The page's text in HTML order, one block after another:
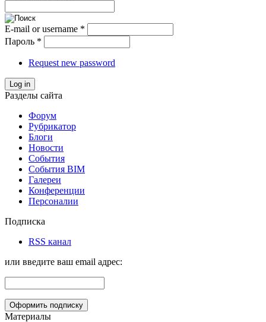
E-mail or username *
Пароль *
Request new password
Log in
Разделы сайта
Форум
Рубрикатор
Блоги
Новости
События
События BIM
Галереи
Конференции
Персоналии
Подписка
RSS канал
или введите ваш email адрес:
Материалы